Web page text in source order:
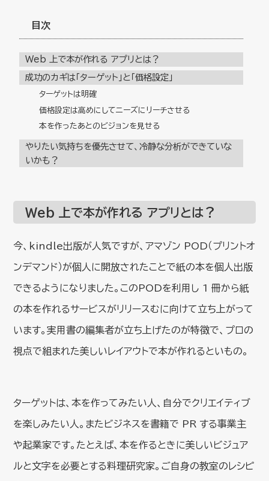
目次
Web 上で本が作れる アプリとは？
成功のカギは「ターゲット」と「価格設定」
ターゲットは明確
価格設定は高めにしてニーズにリーチさせる
本を作ったあとのビジョンを見せる
やりたい気持ちを優先させて、冷静な分析ができていな
いかも？
Web 上で本が作れる アプリとは？
今、kindle出版が人気ですが、アマゾン POD（プリントオ
ンデマンド）が個人に開放されたことで紙の本を個人出版
できるようになりました。このPODを利用し 1 冊から紙
の本を作れるサービスがリリースむに向けて立ち上がって
います。実用書の編集者が立ち上げたのが特徴で、プロの
視点で組まれた美しいレイアウトで本が作れるといもの。
ターゲットは、本を作ってみたい人、自分でクリエイティブ
を楽しみたい人。またビジネスを書籍で PR する事業主
や起業家です。たとえば、本を作るときに美しいビジュア
ルと文字を必要とする料理研究家。ご自身の教室のレシピ